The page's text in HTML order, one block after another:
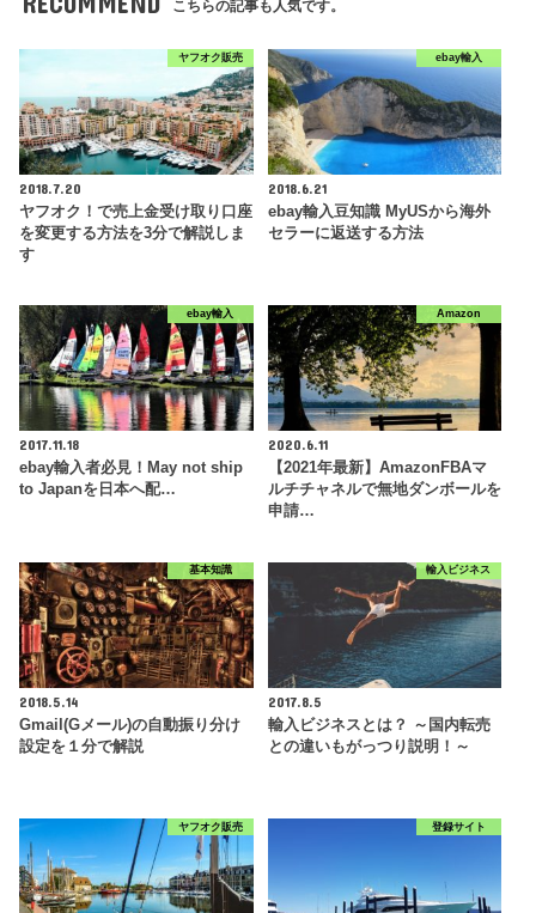
こちらの記事も人気です。
ヤフオク販売
2018.7.20
ヤフオク！で売上金受け取り口座
を変更する方法を3分で解説しま
す
ebay輸入
2018.6.21
ebay輸入豆知識 MyUSから海外
セラーに返送する方法
ebay輸入
2017.11.18
ebay輸入者必見！May not ship
to Japanを日本へ配…
Amazon
2020.6.11
【2021年最新】AmazonFBAマ
ルチチャネルで無地ダンボールを
申請…
基本知識
2018.5.14
Gmail(Gメール)の自動振り分け
設定を１分で解説
輸入ビジネス
2017.8.5
輸入ビジネスとは？ ～国内転売
との違いもがっつり説明！～
ヤフオク販売 登録サイト